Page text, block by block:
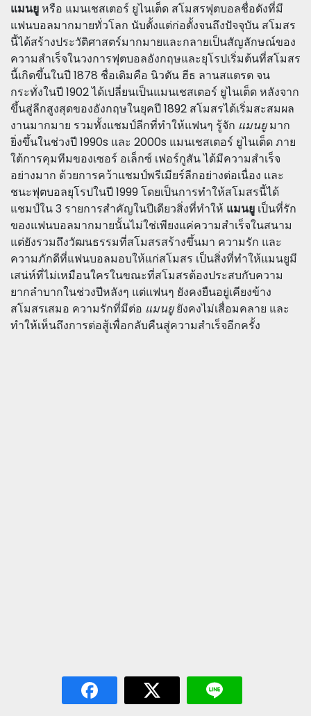
แมนยูหรือ แมนเชสเตอร์ ยูไนเต็ด สโมสรฟุตบอลชื่อดังที่มี
แฟนบอลมากมายทั่วโลก นับตั้งแต่ก่อตั้งจนถึงปัจจุบัน สโมสร
นี้ได้สร้างประวัติศาสตร์มากมายและกลายเป็นสัญลักษณ์ของ
ความสำเร็จในวงการฟุตบอลอังกฤษและยุโรปเริ่มต้นที่สโมสร
นี้เกิดขึ้นในปี 1878 ชื่อเดิมคือ นิวตัน ฮีธ ลานสแตรต จน
กระทั่งในปี 1902 ได้เปลี่ยนเป็นแมนเชสเตอร์ ยูไนเต็ด หลังจาก
ขึ้นสู่ลีกสูงสุดของอังกฤษในยุคปี 1892 สโมสรได้เริ่มสะสมผล
งานมากมาย รวมทั้งแชมป์ลีกที่ทำให้แฟนๆ รู้จัก แมนยูมาก
ยิ่งขึ้นในช่วงปี 1990s และ 2000s แมนเชสเตอร์ ยูไนเต็ด ภาย
ใต้การคุมทีมของเซอร์ อเล็กซ์ เฟอร์กูสัน ได้มีความสำเร็จ
อย่างมาก ด้วยการคว้าแชมป์พรีเมียร์ลีกอย่างต่อเนื่อง และ
ชนะฟุตบอลยุโรปในปี 1999 โดยเป็นการทำให้สโมสรนี้ได้
แชมป์ใน 3 รายการสำคัญในปีเดียวสิ่งที่ทำให้ แมนยู เป็นที่รัก
ของแฟนบอลมากมายนั้นไม่ใช่เพียงแค่ความสำเร็จในสนาม
แต่ยังรวมถึงวัฒนธรรมที่สโมสรสร้างขึ้นมา ความรัก และ
ความภักดีที่แฟนบอลมอบให้แก่สโมสร เป็นสิ่งที่ทำให้แมนยูมี
เสน่ห์ที่ไม่เหมือนใครในขณะที่สโมสรต้องประสบกับความ
ยากลำบากในช่วงปีหลังๆ แต่แฟนๆ ยังคงยืนอยู่เคียงข้าง
สโมสรเสมอ ความรักที่มีต่อ แมนยูยังคงไม่เสื่อมคลาย และ
ทำให้เห็นถึงการต่อสู้เพื่อกลับคืนสู่ความสำเร็จอีกครั้ง